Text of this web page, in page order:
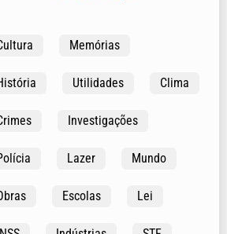
Memórias
Utilidades Clima
Investigações
Lazer Mundo
Escolas Lei